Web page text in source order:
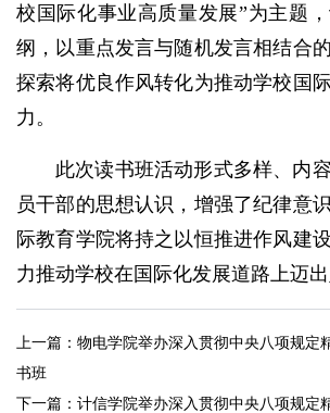
校国际化事业高质量发展”为主题
纲，以重点发言与随机发言相结合
探索将优良作风转化为推动学校国
力。
此次读书班活动形式多样、内
员干部的思想认识，增强了纪律意
际教育学院将持之以恒推进作风建
力推动学校在国际化发展道路上迈出
上一篇： 物电学院举办深入贯彻中央八项规定
书班
下一篇： 计信学院举办深入贯彻中央八项规定